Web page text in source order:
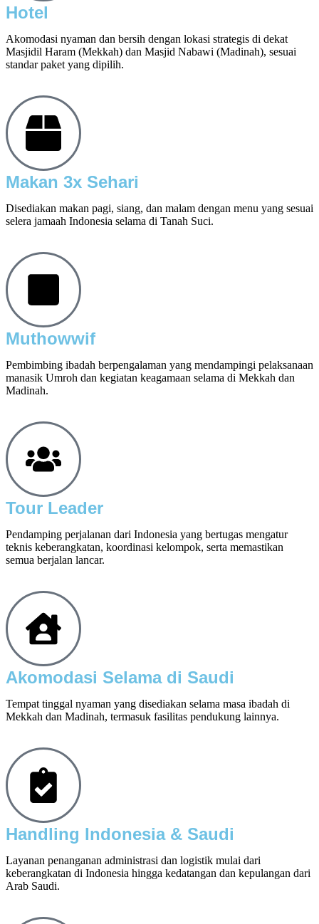
Hotel
Akomodasi nyaman dan bersih dengan lokasi strategis di dekat
Masjidil Haram (Mekkah) dan Masjid Nabawi (Madinah), sesuai
standar paket yang dipilih.
Makan 3x Sehari
Disediakan makan pagi, siang, dan malam dengan menu yang sesuai
selera jamaah Indonesia selama di Tanah Suci.
Muthowwif
Pembimbing ibadah berpengalaman yang mendampingi pelaksanaan
manasik Umroh dan kegiatan keagamaan selama di Mekkah dan
Madinah.
Tour Leader
Pendamping perjalanan dari Indonesia yang bertugas mengatur
teknis keberangkatan, koordinasi kelompok, serta memastikan
semua berjalan lancar.
Akomodasi Selama di Saudi
Tempat tinggal nyaman yang disediakan selama masa ibadah di
Mekkah dan Madinah, termasuk fasilitas pendukung lainnya.
Handling Indonesia & Saudi
Layanan penanganan administrasi dan logistik mulai dari
keberangkatan di Indonesia hingga kedatangan dan kepulangan dari
Arab Saudi.